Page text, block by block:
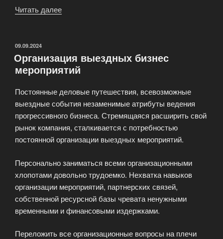
Читать далее
ОПУБЛИКОВАНО
09.09.2024
Организация выездных бизнес
мероприятий
Постоянные деловые путешествия, всевозможные
выездные события незаменимые атрибуты ведения
прогрессивного бизнеса. Стремящаяся расширить свой
рынок компания, сталкивается с потребностью
постоянной организации выездных мероприятий.
Персонально заниматься всеми организационными
хлопотами довольно трудоемко. Нехватка навыков
организации мероприятий, партнерских связей,
собственной ресурсной базы чревата ненужными
временными и финансовыми издержками.
Переложить все организационные вопросы на плечи